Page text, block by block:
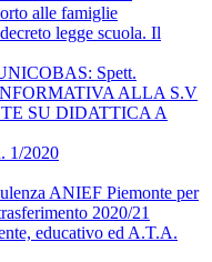
alle famiglie
legge scuola. Il
Spett.
ALLA S.V
SU DIDATTICA A
1/2020
ANIEF Piemonte per
2020/21
educativo ed A.T.A.